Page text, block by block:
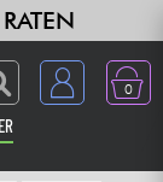
0